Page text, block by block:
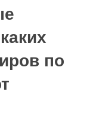
по